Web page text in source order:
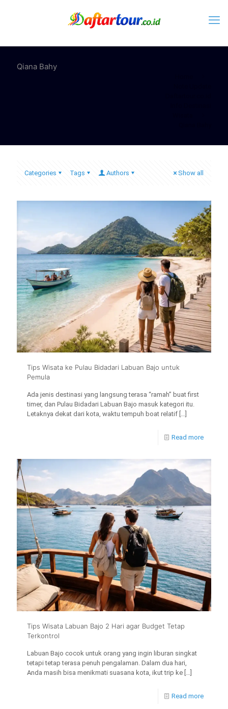
Qiana Bahy
Categories Tags Authors Show all
Tips Wisata ke Pulau Bidadari Labuan Bajo untuk
Pemula
Ada jenis destinasi yang langsung terasa “ramah” buat first
timer, dan Pulau Bidadari Labuan Bajo masuk kategori itu.
Letaknya dekat dari kota, waktu tempuh boat relatif […]
Read more
Tips Wisata Labuan Bajo 2 Hari agar Budget Tetap
Terkontrol
Labuan Bajo cocok untuk orang yang ingin liburan singkat
tetapi tetap terasa penuh pengalaman. Dalam dua hari,
Anda masih bisa menikmati suasana kota, ikut trip ke
Read more